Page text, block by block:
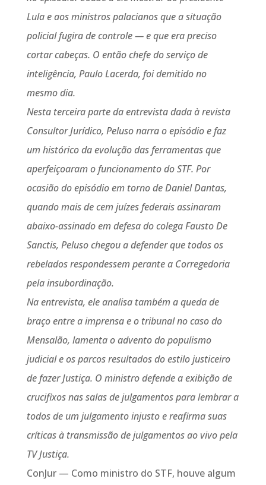
Lula e aos ministros palacianos que a situação
policial fugira de controle — e que era preciso
cortar cabeças. O então chefe do serviço de
inteligência, Paulo Lacerda, foi demitido no
mesmo dia.
Nesta terceira parte da entrevista dada à revista
Consultor Jurídico, Peluso narra o episódio e faz
um histórico da evolução das ferramentas que
aperfeiçoaram o funcionamento do STF. Por
ocasião do episódio em torno de Daniel Dantas,
quando mais de cem juízes federais assinaram
abaixo-assinado em defesa do colega Fausto De
Sanctis, Peluso chegou a defender que todos os
rebelados respondessem perante a Corregedoria
pela insubordinação.
Na entrevista, ele analisa também a queda de
braço entre a imprensa e o tribunal no caso do
Mensalão, lamenta o advento do populismo
judicial e os parcos resultados do estilo justiceiro
de fazer Justiça. O ministro defende a exibição de
crucifixos nas salas de julgamentos para lembrar a
todos de um julgamento injusto e reafirma suas
críticas à transmissão de julgamentos ao vivo pela
TV Justiça.
ConJur — Como ministro do STF, houve algum